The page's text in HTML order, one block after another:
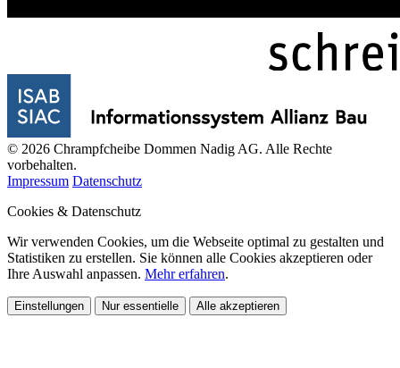
© 2026 Chrampfcheibe Dommen Nadig AG. Alle Rechte
vorbehalten.
Impressum Datenschutz
Cookies & Datenschutz
Wir verwenden Cookies, um die Webseite optimal zu gestalten und
Statistiken zu erstellen. Sie können alle Cookies akzeptieren oder
Ihre Auswahl anpassen. Mehr erfahren.
Einstellungen Nur essentielle Alle akzeptieren